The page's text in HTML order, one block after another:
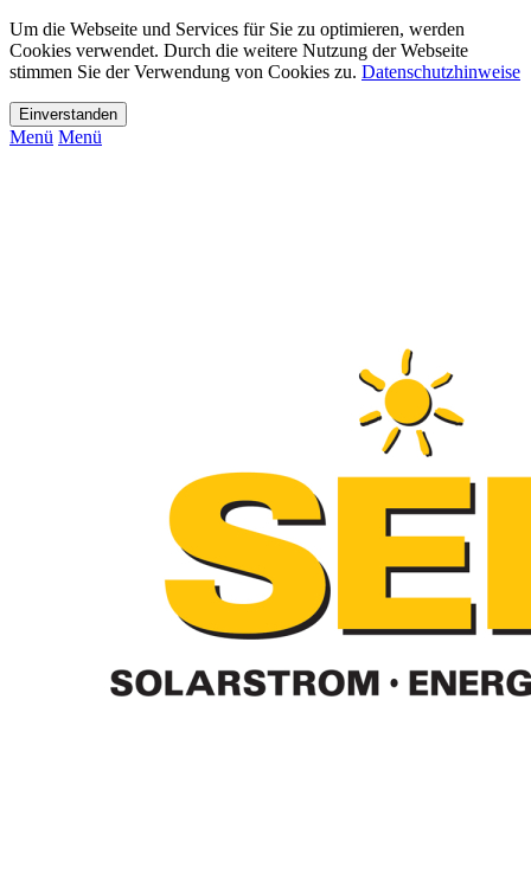
Um die Webseite und Services für Sie zu optimieren, werden
Cookies verwendet. Durch die weitere Nutzung der Webseite
stimmen Sie der Verwendung von Cookies zu. Datenschutzhinweise
Menü Menü